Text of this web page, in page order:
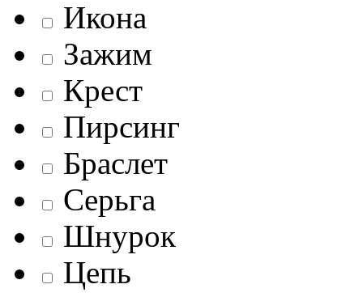
Икона
Зажим
Крест
Пирсинг
Браслет
Серьга
Шнурок
Цепь